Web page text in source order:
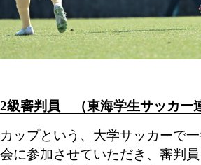
審判員 （東海学生サッカー
ップという、大学サッカーで
に参加させていただき、審判